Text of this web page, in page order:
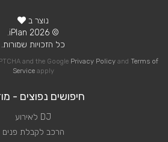
נוצר ב
© 2026 iPlan.
כל הזכויות שמורות.
and the Google Privacy Policy and Terms of
Serviceapply
חיפושים נפוצים -
DJ לאירוע
הרכב לקבלת פנים